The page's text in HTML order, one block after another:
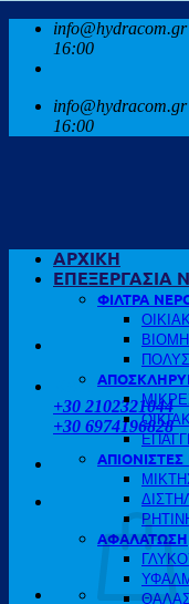
Μετάβαση
περιεχόμενο
info@hydracom.gr
16:00
info@hydracom.gr
16:00
ΚΑΛΕΣΤΕ ΜΑΣ
+30 2102321044
+30 6974196828
ΑΡΧΙΚΗ
ΕΠΕΞΕΡΓΑΣΙΑ
ΦΙΛΤΡΑ
ΑΦΑΛΑΤΩΣΗ